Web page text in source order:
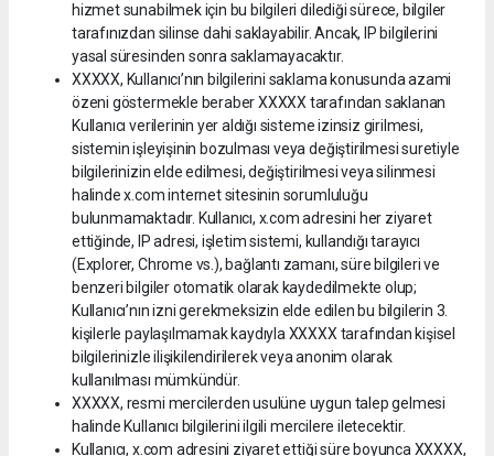
hizmet sunabilmek için bu bilgileri dilediği sürece, bilgiler
tarafınızdan silinse dahi saklayabilir. Ancak, IP bilgilerini
yasal süresinden sonra saklamayacaktır.
XXXXX, Kullanıcı’nın bilgilerini saklama konusunda azami
özeni göstermekle beraber XXXXX tarafından saklanan
Kullanıcı verilerinin yer aldığı sisteme izinsiz girilmesi,
sistemin işleyişinin bozulması veya değiştirilmesi suretiyle
bilgilerinizin elde edilmesi, değiştirilmesi veya silinmesi
halinde x.com internet sitesinin sorumluluğu
bulunmamaktadır. Kullanıcı, x.com adresini her ziyaret
ettiğinde, IP adresi, işletim sistemi, kullandığı tarayıcı
(Explorer, Chrome vs.), bağlantı zamanı, süre bilgileri ve
benzeri bilgiler otomatik olarak kaydedilmekte olup;
Kullanıcı’nın izni gerekmeksizin elde edilen bu bilgilerin 3.
kişilerle paylaşılmamak kaydıyla XXXXX tarafından kişisel
bilgilerinizle ilişikilendirilerek veya anonim olarak
kullanılması mümkündür.
XXXXX, resmi mercilerden usulüne uygun talep gelmesi
halinde Kullanıcı bilgilerini ilgili mercilere iletecektir.
Kullanıcı, x.com adresini ziyaret ettiği süre boyunca XXXXX,